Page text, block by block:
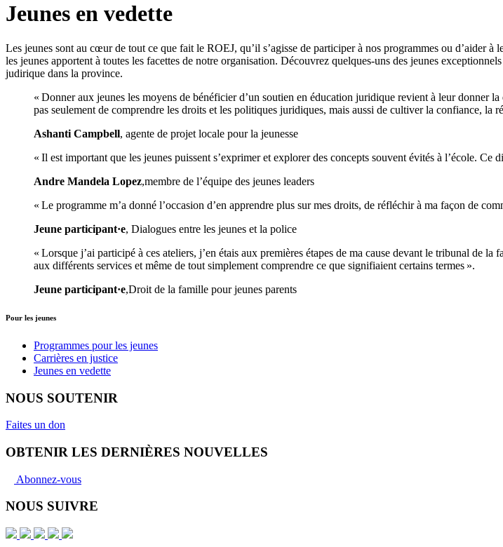
Jeunes en vedette
Les jeunes sont au cœur de tout ce que fait le ROEJ, qu’il s’agisse de participer à nos programmes ou d’aider
les jeunes apportent à toutes les facettes de notre organisation. Découvrez quelques-uns des jeunes
judirique dans la province.
« Donner aux jeunes les moyens de bénéficier d’un soutien en éducation juridique revient à leur donner
pas seulement de comprendre les droits et les politiques juridiques, mais aussi de cultiver la confiance, la
Ashanti Campbell, agente de projet locale pour la jeunesse
« Il est important que les jeunes puissent s’exprimer et explorer des concepts souvent évités à l’école. Ce
Andre Mandela Lopez,membre de l’équipe des jeunes leaders
« Le programme m’a donné l’occasion d’en apprendre plus sur mes droits, de réfléchir à ma façon de
Jeune participant·e, Dialogues entre les jeunes et la police
« Lorsque j’ai participé à ces ateliers, j’en étais aux premières étapes de ma cause devant le tribunal de
aux différents services et même de tout simplement comprendre ce que signifiaient certains termes ».
Jeune participant·e,Droit de la famille pour jeunes parents
Pour les jeunes
Programmes pour les jeunes
Carrières en justice
Jeunes en vedette
NOUS SOUTENIR
Faites un don
OBTENIR LES DERNIÈRES NOUVELLES
Abonnez-vous
NOUS SUIVRE